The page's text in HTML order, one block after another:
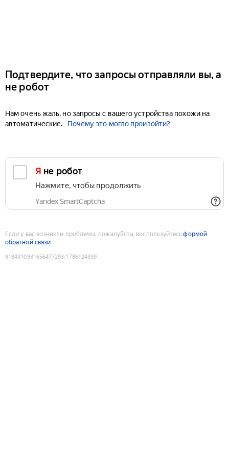
Подтвердите, что запросы отправляли вы, а
не робот
Нам очень жаль, но запросы с вашего устройства похожи на
автоматические.
Почему это могло произойти?
Я не робот
Нажмите, чтобы продолжить
Yandex SmartCaptcha
Если у вас возникли проблемы, пожалуйста, воспользуйтесьформой
обратной связи
9184310931656477293:1786124339